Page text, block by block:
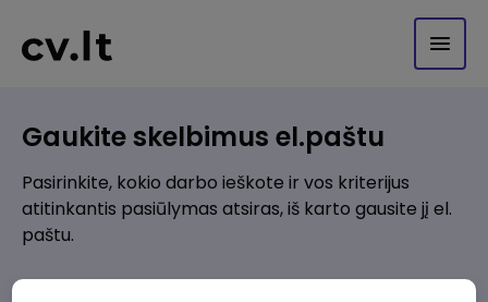
Gaukite skelbimus el.paštu
Pasirinkite, kokio darbo ieškote ir vos kriterijus
atitinkantis pasiūlymas atsiras, iš karto gausite jį el.
paštu.